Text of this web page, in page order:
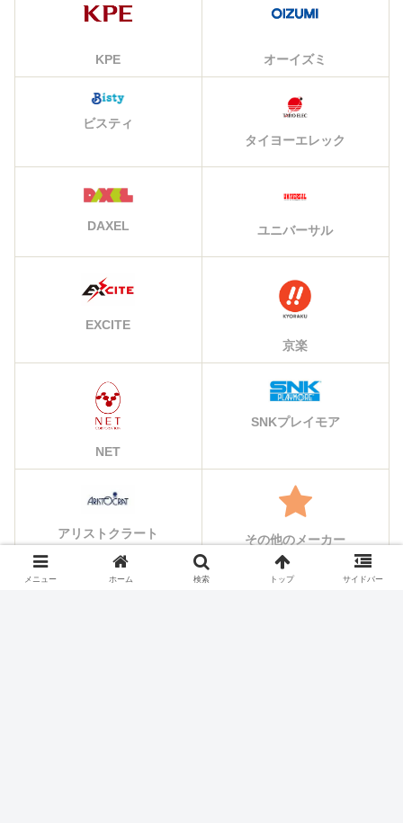
KPE オーイズミ
ビスティ
タイヨーエレック
DAXEL ユニバーサル
EXCITE
京楽
NET
SNKプレイモア
アリストクラート その他のメーカー
メニュー ホーム 検索 トップ サイドバー